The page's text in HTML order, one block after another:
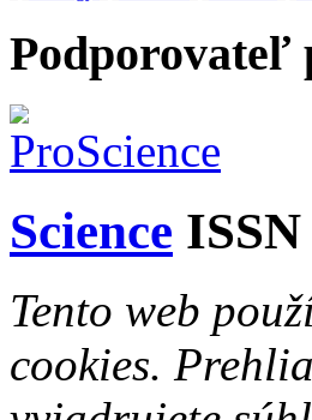
Podporovateľ
Science
Tento web
cookies.